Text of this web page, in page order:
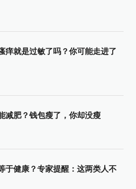
痒就是过敏了吗？你可能走进了
减肥？钱包瘦了，你却没瘦
于健康？专家提醒：这两类人不